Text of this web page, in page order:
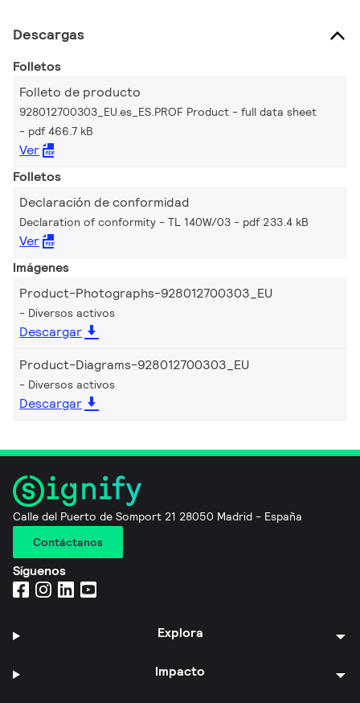
Descargas
Folletos
Folleto de producto
928012700303_EU.es_ES.PROF Product - full data sheet
pdf 466.7 kB
Ver
Folletos
Declaración de conformidad
Declaration of conformity - TL 140W/03 pdf 233.4 kB
Ver
Imágenes
Product-Photographs-928012700303_EU
Diversos activos
Descargar
Product-Diagrams-928012700303_EU
Diversos activos
Descargar
Calle del Puerto de Somport 21 28050 Madrid - España
Contáctanos
Síguenos
Explora
Impacto